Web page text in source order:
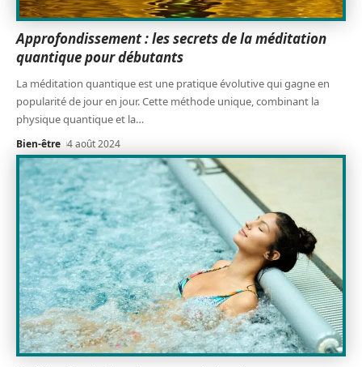
Approfondissement : les secrets de la méditation
quantique pour débutants
La méditation quantique est une pratique évolutive qui gagne en
popularité de jour en jour. Cette méthode unique, combinant la
physique quantique et la…
Bien-être 4 août 2024